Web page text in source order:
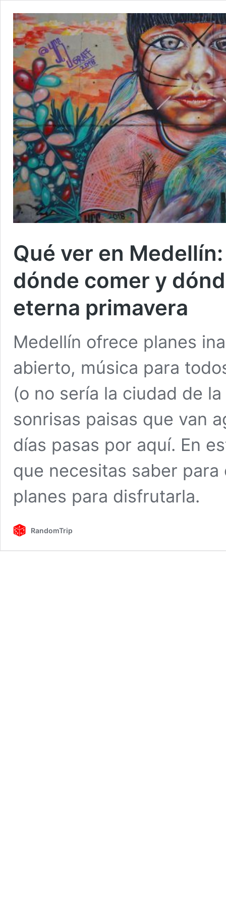
Qué ver en
dónde comer y
eterna primavera
Medellín ofrece planes
abierto, música para
(o no sería la ciudad de
sonrisas paisas que van
días pasas por aquí. En
que necesitas saber
planes para disfrutarla.
RandomTrip